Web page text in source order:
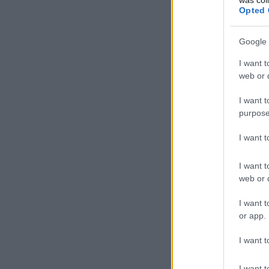
Opted
Google
I want
web or
I want
I want
I want
web or
I want
or app.
I want